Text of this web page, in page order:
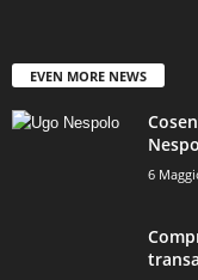
EVEN MORE NEWS
6